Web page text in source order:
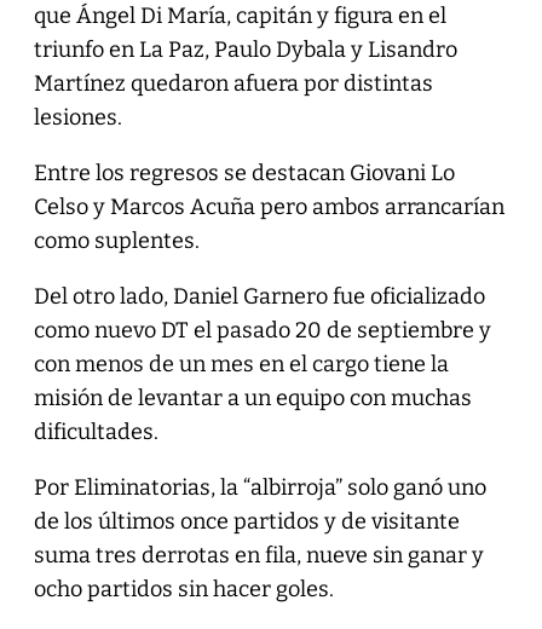
que Ángel Di María, capitán y figura en el
triunfo en La Paz, Paulo Dybala y Lisandro
Martínez quedaron afuera por distintas
lesiones.
Entre los regresos se destacan Giovani Lo
Celso y Marcos Acuña pero ambos arrancarían
como suplentes.
Del otro lado, Daniel Garnero fue oficializado
como nuevo DT el pasado 20 de septiembre y
con menos de un mes en el cargo tiene la
misión de levantar a un equipo con muchas
dificultades.
Por Eliminatorias, la “albirroja” solo ganó uno
de los últimos once partidos y de visitante
suma tres derrotas en fila, nueve sin ganar y
ocho partidos sin hacer goles.